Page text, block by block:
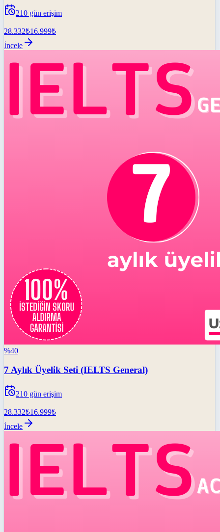
210 gün erişim
28.332₺16.999₺
İncele
%40
7 Aylık Üyelik Seti (IELTS General)
210 gün erişim
28.332₺16.999₺
İncele